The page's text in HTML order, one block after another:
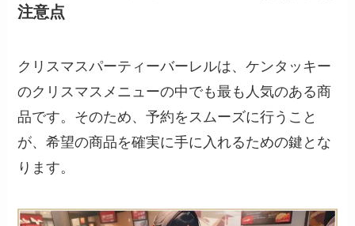
注意点
クリスマスパーティーバーレルは、ケンタッキー
のクリスマスメニューの中でも最も人気のある商
品です。そのため、予約をスムーズに行うこと
が、希望の商品を確実に手に入れるための鍵とな
ります。